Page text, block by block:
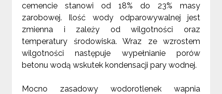
cemencie stanowi od 18% do 23% masy
zarobowej. Ilość wody odparowywalnej jest
zmienna i zależy od wilgotności oraz
temperatury środowiska. Wraz ze wzrostem
wilgotności następuje wypełnianie porów
betonu wodą wskutek kondensacji pary wodnej.
Mocno zasadowy wodorotlenek wapnia